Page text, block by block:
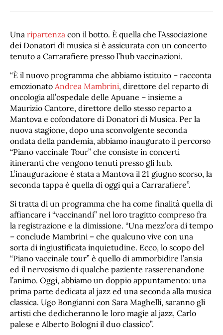
Una ripartenza con il botto. È quella che l’Associazione
dei Donatori di musica si è assicurata con un concerto
tenuto a Carrarafiere presso l’hub vaccinazioni.
“È il nuovo programma che abbiamo istituito – racconta
emozionato Andrea Mambrini, direttore del reparto di
oncologia all’ospedale delle Apuane – insieme a
Maurizio Cantore, direttore dello stesso reparto a
Mantova e cofondatore di Donatori di Musica. Per la
nuova stagione, dopo una sconvolgente seconda
ondata della pandemia, abbiamo inaugurato il percorso
“Piano vaccinale Tour” che consiste in concerti
itineranti che vengono tenuti presso gli hub.
L’inaugurazione è stata a Mantova il 21 giugno scorso, la
seconda tappa è quella di oggi qui a Carrarafiere”.
Si tratta di un programma che ha come finalità quella di
affiancare i “vaccinandi” nel loro tragitto compreso fra
la registrazione e la dimissione. “Una mezz’ora di tempo
– conclude Mambrini – che qualcuno vive con una
sorta di ingiustificata inquietudine. Ecco, lo scopo del
“Piano vaccinale tour” è quello di ammorbidire l’ansia
ed il nervosismo di qualche paziente rasserenandone
l’animo. Oggi, abbiamo un doppio appuntamento: una
prima parte dedicata al jazz ed una seconda alla musica
classica. Ugo Bongianni con Sara Maghelli, saranno gli
artisti che dedicheranno le loro magie al jazz, Carlo
palese e Alberto Bologni il duo classico”.